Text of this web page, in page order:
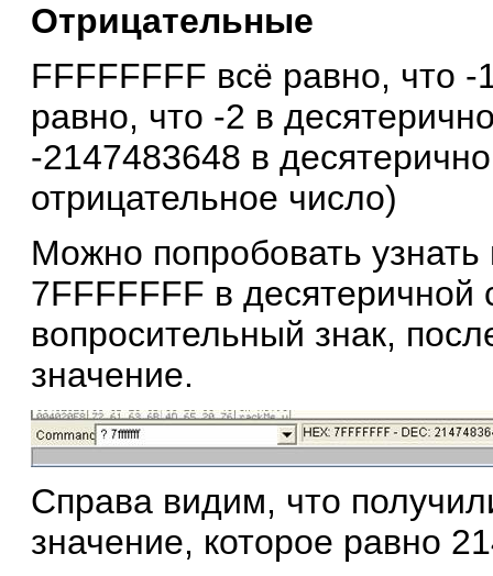
Отрицательные
FFFFFFFF всё равно, что
равно, что -2 в
-2147483648 в
отрицательное число)
Можно попробовать
7FFFFFFF в десятеричной
вопросительный знак,
значение.
Справа видим, что
значение, которое равно